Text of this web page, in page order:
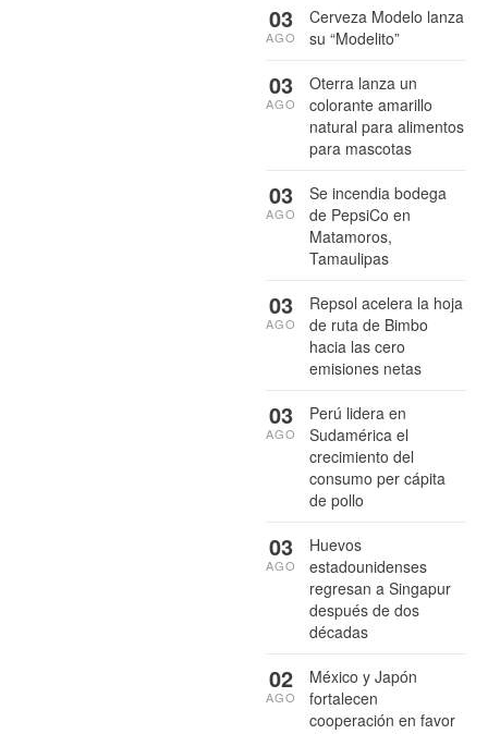
Cerveza Modelo lanza
su “Modelito”
03
AGO
Oterra lanza un
colorante amarillo
natural para alimentos
para mascotas
03
AGO
Se incendia bodega
de PepsiCo en
Matamoros,
Tamaulipas
03
AGO
Repsol acelera la hoja
de ruta de Bimbo
hacia las cero
emisiones netas
03
AGO
Perú lidera en
Sudamérica el
crecimiento del
consumo per cápita
de pollo
03
AGO
Huevos
estadounidenses
regresan a Singapur
después de dos
décadas
03
AGO
México y Japón
fortalecen
cooperación en favor
02
AGO